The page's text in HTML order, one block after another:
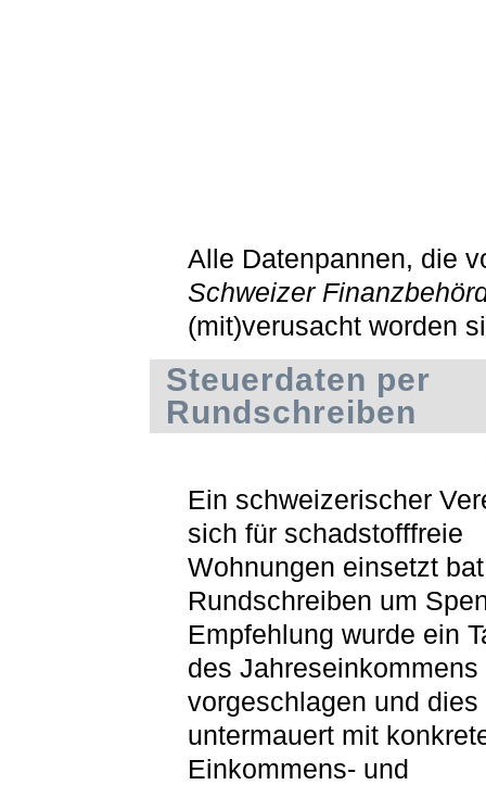
Alle Datenpannen, die
Schweizer
(mit)verusacht worden
Steuerdaten per
Rundschreiben
Ein schweizerischer
sich für schadstofffreie
Wohnungen einsetzt
Rundschreiben um
Empfehlung wurde ein
des Jahreseinkommens
vorgeschlagen und dies
untermauert mit
Einkommens- und